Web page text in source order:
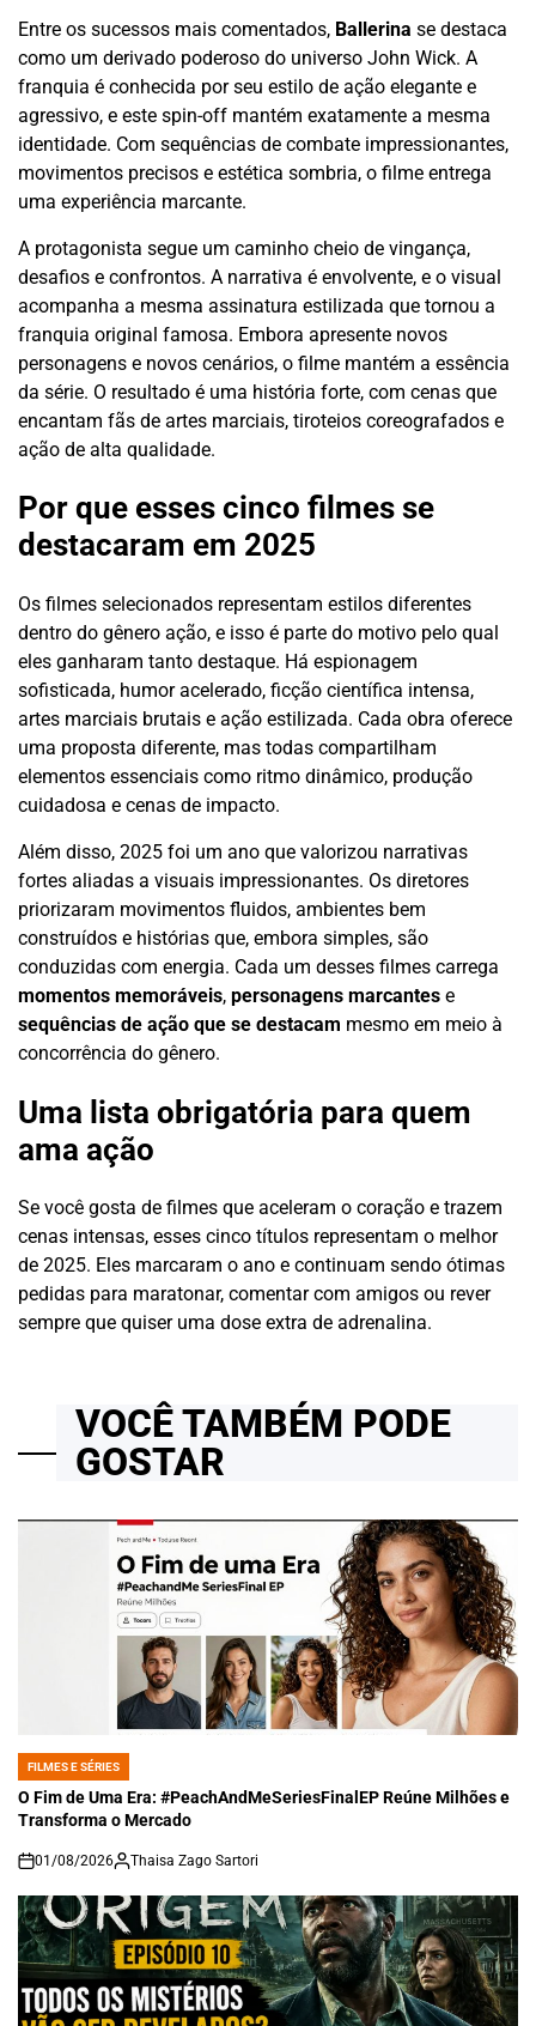
Entre os sucessos mais comentados, Ballerina se destaca
como um derivado poderoso do universo John Wick. A
franquia é conhecida por seu estilo de ação elegante e
agressivo, e este spin-off mantém exatamente a mesma
identidade. Com sequências de combate impressionantes,
movimentos precisos e estética sombria, o filme entrega
uma experiência marcante.
A protagonista segue um caminho cheio de vingança,
desafios e confrontos. A narrativa é envolvente, e o visual
acompanha a mesma assinatura estilizada que tornou a
franquia original famosa. Embora apresente novos
personagens e novos cenários, o filme mantém a essência
da série. O resultado é uma história forte, com cenas que
encantam fãs de artes marciais, tiroteios coreografados e
ação de alta qualidade.
Por que esses cinco filmes se
destacaram em 2025
Os filmes selecionados representam estilos diferentes
dentro do gênero ação, e isso é parte do motivo pelo qual
eles ganharam tanto destaque. Há espionagem
sofisticada, humor acelerado, ficção científica intensa,
artes marciais brutais e ação estilizada. Cada obra oferece
uma proposta diferente, mas todas compartilham
elementos essenciais como ritmo dinâmico, produção
cuidadosa e cenas de impacto.
Além disso, 2025 foi um ano que valorizou narrativas
fortes aliadas a visuais impressionantes. Os diretores
priorizaram movimentos fluidos, ambientes bem
construídos e histórias que, embora simples, são
conduzidas com energia. Cada um desses filmes carrega
momentos memoráveis, personagens marcantes e
sequências de ação que se destacam mesmo em meio à
concorrência do gênero.
Uma lista obrigatória para quem
ama ação
Se você gosta de filmes que aceleram o coração e trazem
cenas intensas, esses cinco títulos representam o melhor
de 2025. Eles marcaram o ano e continuam sendo ótimas
pedidas para maratonar, comentar com amigos ou rever
sempre que quiser uma dose extra de adrenalina.
VOCÊ TAMBÉM PODE
GOSTAR
POSTED
IN
FILMES E SÉRIES
O Fim de Uma Era: #PeachAndMeSeriesFinalEP Reúne Milhões e
Transforma o Mercado
on
01/08/2026 Thaisa Zago Sartori